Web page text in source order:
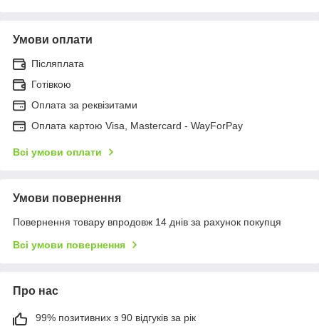
Умови оплати
Післяплата
Готівкою
Оплата за реквізитами
Оплата картою Visa, Mastercard - WayForPay
Всі умови оплати
Умови повернення
Повернення товару впродовж 14 днів за рахунок покупця
Всі умови повернення
Про нас
99% позитивних з 90 відгуків за рік